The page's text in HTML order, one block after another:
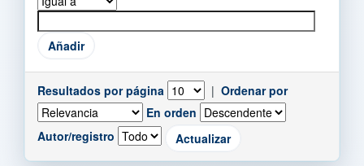
Resultados por página | Ordenar por
En orden
Autor/registro